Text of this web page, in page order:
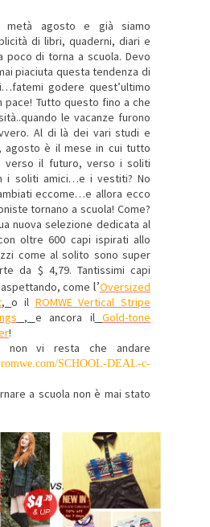
metà agosto e già siamo
di libri, quaderni, diari e
poco di torna a scuola. Devo
piaciuta questa tendenza di
godere quest’ultimo
pace! Tutto questo fino a che
le vacanze furono
Al di là dei vari studi e
agosto è il mese in cui tutto
verso il futuro, verso i soliti
i soliti amici…e i vestiti? No
eccome…e allora ecco
tornano a scuola! Come?
nuova selezione dedicata al
oltre 600 capi ispirati allo
come al solito sono super
da $ 4,79. Tantissimi capi
come l’Oversized
,o il ROMWE Vertical Stripe
, e ancora il Gold-tone
!
non vi resta che andare
SCHOOL-DEAL-c-
a scuola non è mai stato